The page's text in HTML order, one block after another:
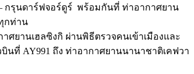
– กรุนดาร์ฟจอร์ดูร์ พร้อมกันที่ ท่าอากาศยาน
กท่าน
ศยานเฮลซิงกิ ผ่านพิธีตรวจคนเข้าเมืองและ
นที่ AY991 ถึง ท่าอากาศยานนานาชาติเคฟวา